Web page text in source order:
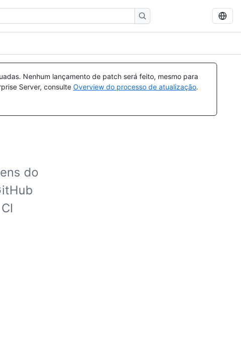
Nenhum lançamento de patch será feito, mesmo para
Server, consulte Overview do processo de atualização.
do